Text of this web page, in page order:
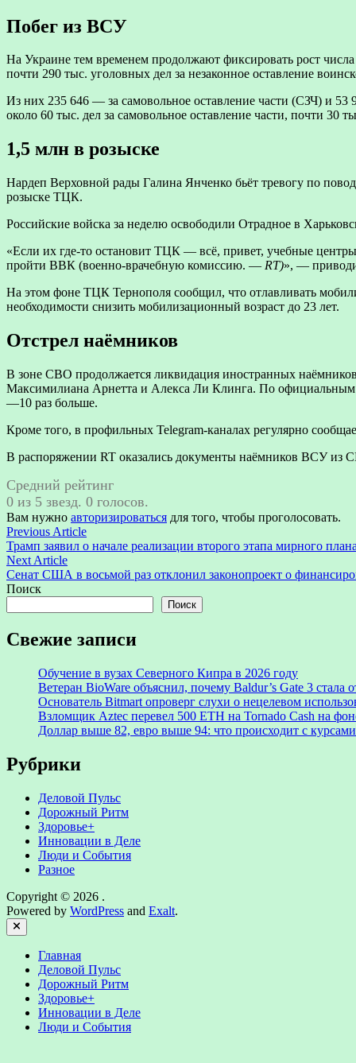
Побег из ВСУ
На Украине тем временем продолжают фиксировать рост
почти 290 тыс. уголовных дел за незаконное оставление
Из них 235 646 — за самовольное оставление части (СЗЧ) и 53
около 60 тыс. дел за самовольное оставление части, почти 30
1,5 млн в розыске
Нардеп Верховной рады Галина Янченко бьёт тревогу по
розыске ТЦК.
Российские войска за неделю освободили Отрадное в
«Если их где-то остановит ТЦК — всё, привет, учебные
пройти ВВК (военно-врачебную комиссию. — RT)», —
На этом фоне ТЦК Тернополя сообщил, что отлавливать
необходимости снизить мобилизационный возраст до 23 лет.
Отстрел наёмников
В зоне СВО продолжается ликвидация иностранных
Максимилиана Арнетта и Алекса Ли Клингa. По
—10 раз больше.
Кроме того, в профильных Telegram-каналах регулярно
В распоряжении RT оказались документы наёмников ВСУ
Средний рейтинг
0 из 5 звезд. 0 голосов.
Вам нужно авторизироваться для того, чтобы проголосовать.
Навигация
по
записям
Previous ArticlePrevious
article:
Трамп заявил о начале реализации второго этапа мирного
Next ArticleNext
article:
Сенат США в восьмой раз отклонил законопроект о
Поиск
Поиск
Свежие записи
Обучение в вузах Северного Кипра в 2026 году
Ветеран BioWare объяснил, почему Baldur’s Gate 3
Основатель Bitmart опроверг слухи о нецелевом
Взломщик Aztec перевел 500 ETH на Tornado Cash на
Доллар выше 82, евро выше 94: что происходит с
Рубрики
Деловой Пульс
Дорожный Ритм
Здоровье+
Инновации в Деле
Люди и События
Разное
Copyright © 2026 .
Powered by WordPress and Exalt.
Close
Главная
Деловой Пульс
Дорожный Ритм
Здоровье+
Инновации в Деле
Люди и События